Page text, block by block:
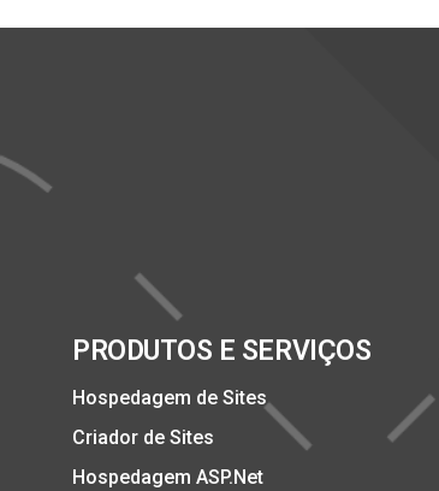
PRODUTOS E SERVIÇOS
Hospedagem de Sites
Criador de Sites
Hospedagem ASP.Net